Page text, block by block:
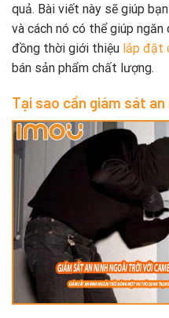
quả. Bài viết này sẽ giúp
và cách nó có thể giúp
đồng thời giới thiệu lắp đặt
bán sản phẩm chất lượng.
Tại sao cần giám sát